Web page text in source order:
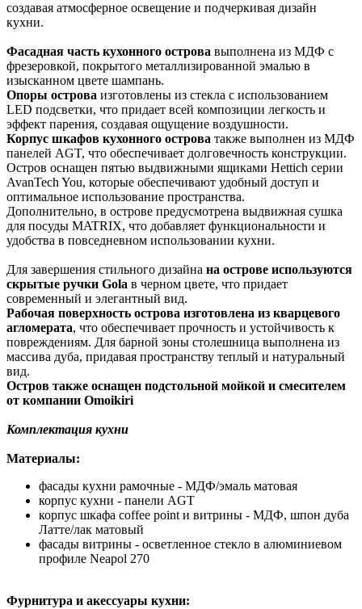
создавая атмосферное освещение и подчеркивая дизайн
кухни.
Фасадная часть кухонного острова выполнена из МДФ c
фрезеровкой, покрытого металлизированной эмалью в
изысканном цвете шампань.
Опоры острова изготовлены из стекла c использованием
LED подсветки, что придает всей композиции легкость и
эффект парения, создавая ощущение воздушности.
Корпус шкафов кухонного острова также выполнен из МДФ
панелей AGT, что обеспечивает долговечность конструкции.
Остров оснащен пятью выдвижными ящиками Hettich серии
AvanTech You, которые обеспечивают удобный доступ и
оптимальное использование пространства.
Дополнительно, в острове предусмотрена выдвижная сушка
для посуды MATRIX, что добавляет функциональности и
удобства в повседневном использовании кухни.
Для завершения стильного дизайна на острове используются
скрытые ручки Gola в черном цвете, что придает
современный и элегантный вид.
Рабочая поверхность острова изготовлена из кварцевого
агломерата, что обеспечивает прочность и устойчивость к
повреждениям. Для барной зоны столешница выполнена из
массива дуба, придавая пространству теплый и натуральный
вид.
Остров также оснащен подстольной мойкой и смесителем
от компании Omoikiri
Комплектация кухни
Материалы:
фасады кухни рамочные - МДФ/эмаль матовая
корпус кухни - панели AGT
корпус шкафа coffee point и витрины - МДФ, шпон дуба
Латте/лак матовый
фасады витрины - осветленное стекло в алюминиевом
профиле Neapol 270
Фурнитура и акессуары кухни: